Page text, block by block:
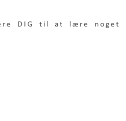
DIG til at lære noget